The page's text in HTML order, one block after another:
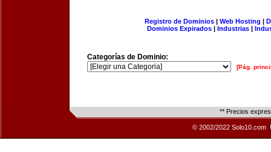
Registro de Dominios| Web Hosting |
Dominios Expirados | Industrias |
Categorías de Dominio:
[Pág.
** Precios
© 2002/2022 Solo10.com